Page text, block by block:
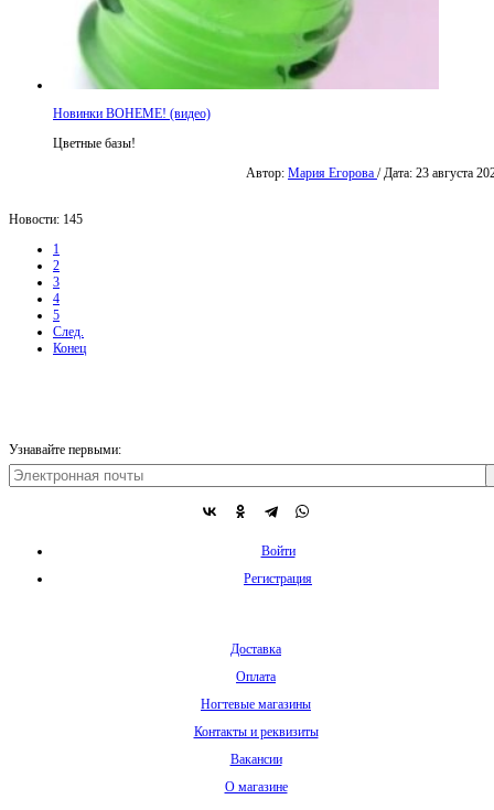
Новинки BOHEME! (видео)
Цветные базы!
Автор: Мария Егорова / Дата: 23 августа
Новости: 145
1
2
3
4
5
След.
Конец
Узнавайте первыми:
Войти
Регистрация
Доставка
Оплата
Ногтевые магазины
Контакты и реквизиты
Вакансии
О магазине